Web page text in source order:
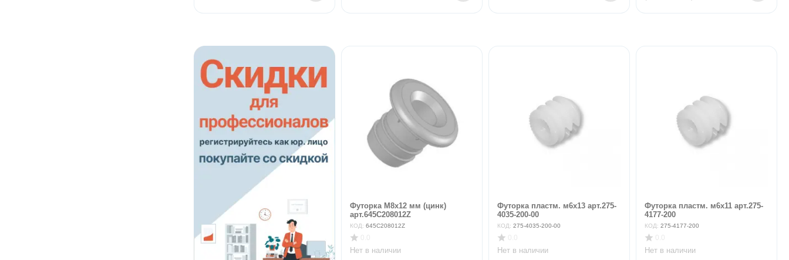
Футорка М8х12 мм (цинк)
арт.645C208012Z
КОД: 645C208012Z
Нет в наличии
Футорка пластм. м6х13 арт.275-
4035-200-00
КОД: 275-4035-200-00
Нет в наличии
Футорка пластм. м6х11 арт.275-
4177-200
КОД: 275-4177-200
Нет в наличии